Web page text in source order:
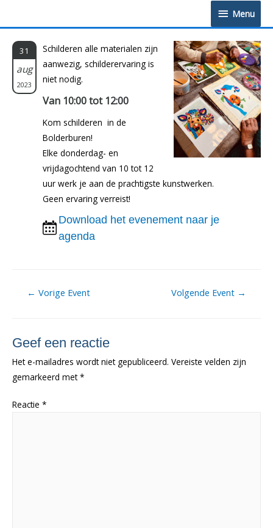
Menu
Menu
31
aug
2023
Schilderen alle materialen zijn
aanwezig, schilderervaring is
niet nodig.
Van 10:00 tot 12:00
Kom schilderen in de
Bolderburen!
Elke donderdag- en
vrijdagochtend van 10 tot 12
uur werk je aan de prachtigste kunstwerken.
Geen ervaring verreist!
Download het evenement naar je
agenda
Berichtnavigatie
← Vorige Event Volgende Event →
Geef een reactie
Het e-mailadres wordt niet gepubliceerd. Vereiste velden zijn
gemarkeerd met*
Reactie *